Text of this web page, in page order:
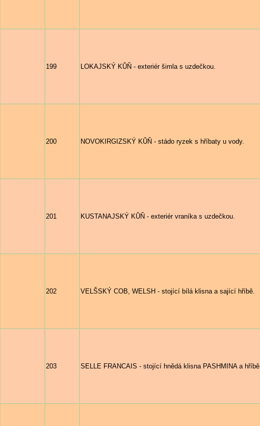
199 LOKAJSKÝ KŮŇ - exteriér šimla s uzdečkou.
200 NOVOKIRGIZSKÝ KŮŇ - stádo ryzek s hříbaty u vody.
201 KUSTANAJSKÝ KŮŇ - exteriér vraníka s uzdečkou.
202 VELŠSKÝ COB, WELSH - stojící bílá klisna a sající hříbě.
203 SELLE FRANCAIS - stojící hnědá klisna PASHMINA a hříbě.